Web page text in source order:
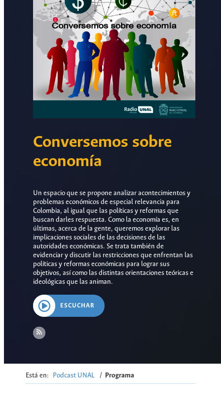
Conversemos sobre
economía
Un espacio que se propone analizar acontecimientos y
problemas económicos de especial relevancia para
Colombia, al igual que las políticas y reformas que
buscan darles respuesta. Como la economía es, en
últimas, acerca de la gente, queremos explorar las
implicaciones sociales de las decisiones de las
autoridades económicas. Se trata también de
evidenciar y discutir las restricciones que enfrentan las
políticas y reformas económicas para lograr sus
objetivos, así como las distintas orientaciones teóricas e
ideológicas que las animan.
ESCUCHAR
Está en: Podcast UNAL / Programa